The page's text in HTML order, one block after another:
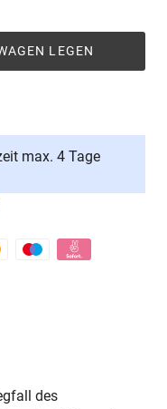
LEGEN
max. 4 Tage
des